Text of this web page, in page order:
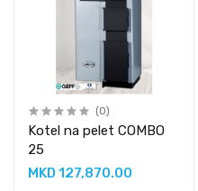
(0)
Kotel na pelet COMBO
25
MKD 127,870.00